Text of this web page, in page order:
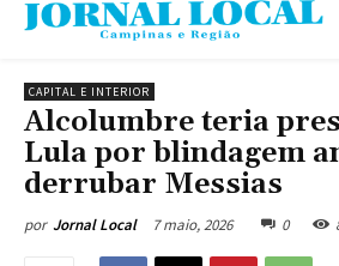
CAPITAL E INTERIOR
Alcolumbre teria
Lula por blindagem
derrubar Messias
por Jornal Local 7 maio, 2026 0